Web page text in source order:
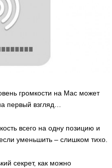
громкости на Mac может
первый взгляд…
всего на одну позицию и
уменьшить – слишком тихо.
секрет, как можно